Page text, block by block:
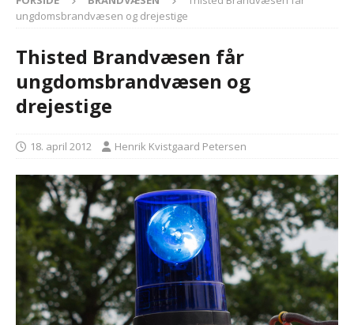
ungdomsbrandvæsen og drejestige
Thisted Brandvæsen får
ungdomsbrandvæsen og
drejestige
18. april 2012 Henrik Kvistgaard Petersen